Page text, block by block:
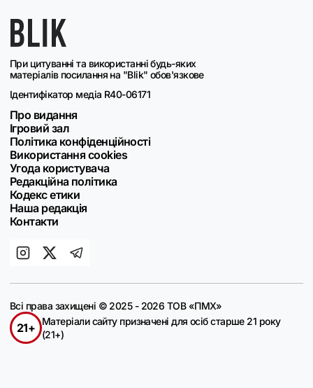
При цитуванні та використанні будь-яких
матеріалів посилання на "Blik" обов'язкове
Ідентифікатор медіа R40-06171
Про видання
Ігровий зал
Політика конфіденційності
Використання cookies
Угода користувача
Редакційна політика
Кодекс етики
Наша редакція
Контакти
Всі права захищені © 2025 - 2026 ТОВ «ПМХ»
21+
Матеріали сайту призначені для осіб старше 21 року
(21+)